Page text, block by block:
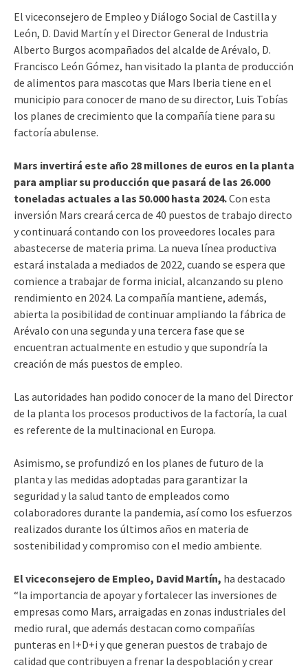
El viceconsejero de Empleo y Diálogo Social de Castilla y
León, D. David Martín y el Director General de Industria
Alberto Burgos acompañados del alcalde de Arévalo, D.
Francisco León Gómez, han visitado la planta de producción
de alimentos para mascotas que Mars Iberia tiene en el
municipio para conocer de mano de su director, Luis Tobías
los planes de crecimiento que la compañía tiene para su
factoría abulense.
Mars invertirá este año 28 millones de euros en la planta
para ampliar su producción que pasará de las 26.000
toneladas actuales a las 50.000 hasta 2024.Con esta
inversión Mars creará cerca de 40 puestos de trabajo directo
y continuará contando con los proveedores locales para
abastecerse de materia prima. La nueva línea productiva
estará instalada a mediados de 2022, cuando se espera que
comience a trabajar de forma inicial, alcanzando su pleno
rendimiento en 2024. La compañía mantiene, además,
abierta la posibilidad de continuar ampliando la fábrica de
Arévalo con una segunda y una tercera fase que se
encuentran actualmente en estudio y que supondría la
creación de más puestos de empleo.
Las autoridades han podido conocer de la mano del Director
de la planta los procesos productivos de la factoría, la cual
es referente de la multinacional en Europa.
Asimismo, se profundizó en los planes de futuro de la
planta y las medidas adoptadas para garantizar la
seguridad y la salud tanto de empleados como
colaboradores durante la pandemia, así como los esfuerzos
realizados durante los últimos años en materia de
sostenibilidad y compromiso con el medio ambiente.
El viceconsejero de Empleo, David Martín, ha destacado
“la importancia de apoyar y fortalecer las inversiones de
empresas como Mars, arraigadas en zonas industriales del
medio rural, que además destacan como compañías
punteras en I+D+i y que generan puestos de trabajo de
calidad que contribuyen a frenar la despoblación y crear